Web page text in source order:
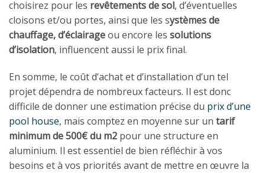
choisirez pour les revêtements de sol, d’éventuelles
cloisons et/ou portes, ainsi que les systèmes de
chauffage, d’éclairageou encore les solutions
d’isolation, influencent aussi le prix final.
En somme, le coût d’achat et d’installation d’un tel
projet dépendra de nombreux facteurs. Il est donc
difficile de donner une estimation précise du prix d’une
pool house, mais comptez en moyenne sur un tarif
minimum de 500€ du m2 pour une structure en
aluminium. Il est essentiel de bien réfléchir à vos
besoins et à vos priorités avant de mettre en œuvre la